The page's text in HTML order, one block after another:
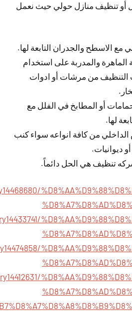
أو تنظيف منازل حولي حيث نعمل
مع الاسطح والجدران التابعة لها.
الماهرة والمدربة على استخدام
من مرشات أو ادوات
أو المطابخ في الفلل مع
لها.
من كافة انواعه سواء كنب
ديوانيات.
تنظيف هي الحل دائماً.